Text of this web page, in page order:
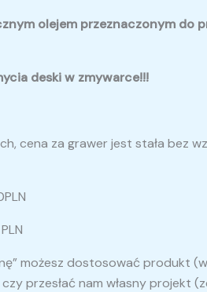
olejem przeznaczonym do
deski w zmywarce!!!
cena za grawer jest stała bez
możesz dostosować produkt
przesłać nam własny projekt